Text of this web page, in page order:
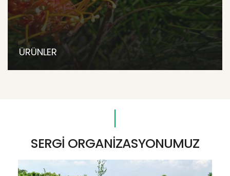
ÜRÜNLER
SERGİ ORGANİZASYONUMUZ